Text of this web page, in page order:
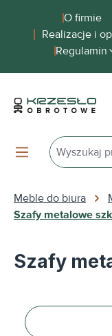
zawartościO firmie
Realizacje i
Regulamin
Meble do biura
Szafy metalowe
Szafy